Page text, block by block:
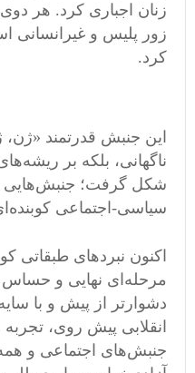
زنان اجباری کرد. هر دوی
زور پلیس و غیرانسانی
کرد.
این جنبش قدرتمند
ناگهانی، بلکه بر
شکل گرفت؛ جنبش‌هایی
سیاسی-اجتماعی
اکنون نبردهای طبقاتی
مرحله‌ای نهایی و
دشوارتر از پیش و با
انقلابی پیش روی،
جنبش‌های اجتماعی و